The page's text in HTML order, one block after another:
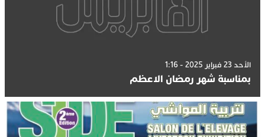
الأحد 23 فبراير 2025 - 1:16
بمناسبة شهر رمضان الاعظم